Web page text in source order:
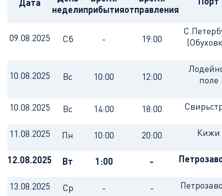
Дата
неделиприбытияотправления
09.08.2025 Сб - 19:00
10.08.2025 Вс 10:00 12:00
поле
10.08.2025 Вс 14:00 18:00
11.08.2025 Пн 10:00 20:00 Кижи
12.08.2025 Вт 1:00 -
13.08.2025 Ср - -